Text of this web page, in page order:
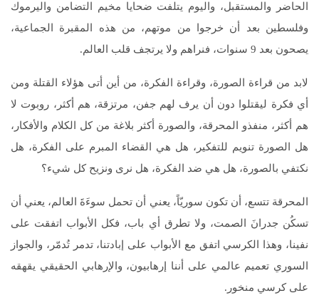
الحاضر والمستقبل، واليوم يتلفت ضحايا مخيم التضامن واليرموك
وفلسطين بعد أن خرجوا من موتهم، من هذه المقبرة الجماعية،
يصحون بعد 9 سنوات، فنراهم ولا يرتجف قلب العالم.
لابد من قراءة الصورة، وقراءة الفكرة، من أين أتى هؤلاء القتلة ومن
أي فكرة ليقتلوا دون أن يرف لهم جفن، مرتزقة، هم أكثر، روبوت لا
هم أكثر، منفذو المحرقة، والصورة أكثر بلاغة من كل الكلام والأفكار،
هل الصورة تنويم للتفكير، هل هي القضاء المبرم على الفكرة، هل
نكتفي بالصورة، هل هي ضد الفكرة، هل نرى ونزيح كل شيء؟
المحرقة تتسع، أن تكون سوريّاً، يعني أن تحمل سوءَةَ العالم، يعني أن
تسكُن جدرانَ الصمت، ولا تطرق أي باب، فكل الأبواب اتفقت على
نفينا، وهذا الكرسي اتفق مع الأبواب على إبادتنا، تدمر تُدمّر، والجواز
السوري تعميم عالمي على أننا إرهابيون، والإرهابي الحقيقي يقهقه
على كرسي منخور.